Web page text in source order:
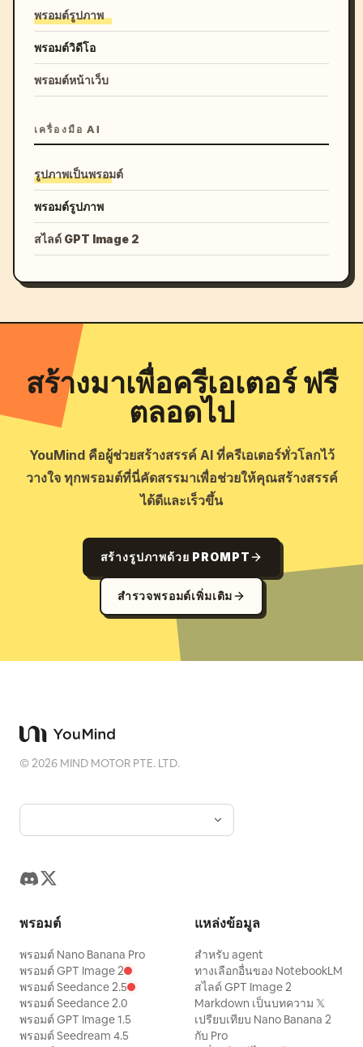
พรอมต์รูปภาพ
พรอมต์วิดีโอ
พรอมต์หน้าเว็บ
เครื่องมือ AI
รูปภาพเป็นพรอมต์
พรอมต์รูปภาพ
สไลด์ GPT Image 2
สร้างมาเพื่อครีเอเตอร์ ฟรี
ตลอดไป
YouMind คือผู้ช่วยสร้างสรรค์ AI ที่ครีเอเตอร์ทั่วโลกไว้
วางใจ ทุกพรอมต์ที่นี่คัดสรรมาเพื่อช่วยให้คุณสร้างสรรค์
ได้ดีและเร็วขึ้น
สร้างรูปภาพด้วย PROMPT
สำรวจพรอมต์เพิ่มเติม
©2026 MIND MOTOR PTE. LTD.
พรอมต์
พรอมต์ Nano Banana Pro
พรอมต์ GPT Image 2
พรอมต์ Seedance 2.5
พรอมต์ Seedance 2.0
พรอมต์ GPT Image 1.5
พรอมต์ Seedream 4.5
แหล่งข้อมูล
สำหรับ agent
ทางเลือกอื่นของ NotebookLM
สไลด์ GPT Image 2
Markdown เป็นบทความ 𝕏
เปรียบเทียบ Nano Banana 2
กับ Pro